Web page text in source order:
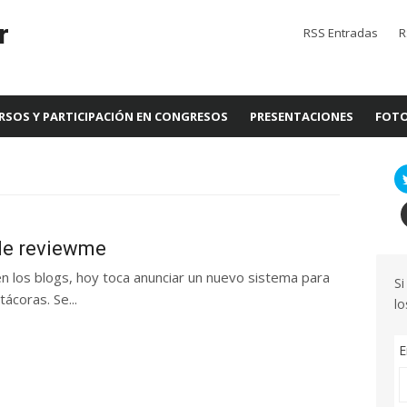
RSS Entradas
Y PARTICIPACIÓN EN CONGRESOS PRESENTACIONES
reviewme
los blogs, hoy toca anunciar un nuevo sistema para
Se...